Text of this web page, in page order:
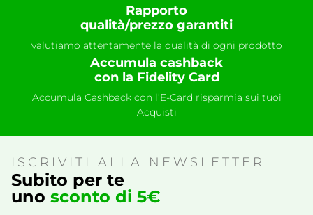
Rapporto
qualità/prezzo garantiti
valutiamo attentamente la qualità di ogni prodotto
Accumula cashback
con la Fidelity Card
Accumula Cashback con l’E-Card risparmia sui tuoi
Acquisti
ISCRIVITI ALLA NEWSLETTER
Subito per te
uno sconto di 5€